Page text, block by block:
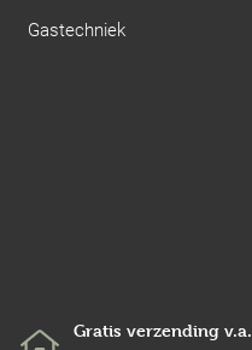
Gastechniek
Gratis verzending v.a.